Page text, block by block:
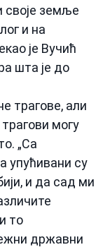
своје земље
и на
је Вучић
шта је до
трагове, али
могу
„Са
упућивани су
и да сад ми
то
државни